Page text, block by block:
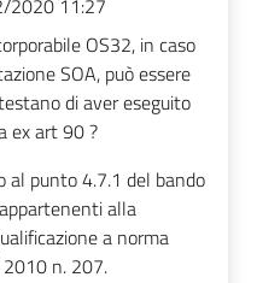
2020 11:27
OS32, in caso
SOA, può essere
di aver eseguito
ex art 90 ?
al punto 4.7.1 del bando
alla
a norma
2010 n. 207.